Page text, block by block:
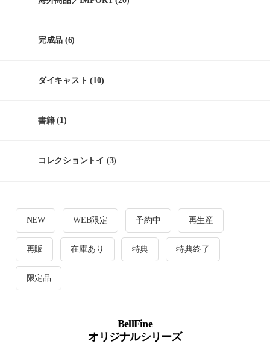
完成品 (6)
ダイキャスト (10)
書籍(1)
コレクショントイ (3)
NEW WEB限定 予約中 再生産
再販 在庫あり 特典 特典終了
限定品
BellFine
オリジナルシリーズ